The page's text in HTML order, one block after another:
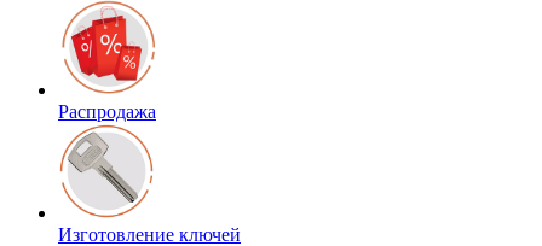
Распродажа
Изготовление ключей